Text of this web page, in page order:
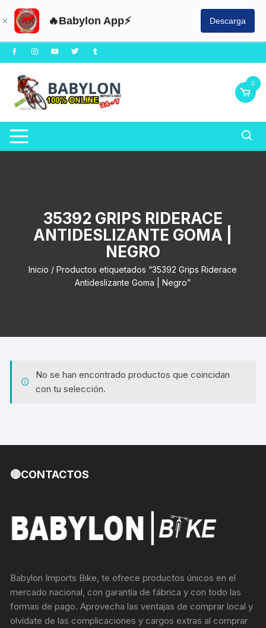
🔥Babylon App⚡ Descarga
Saltar
al
contenido
0
35392 GRIPS RIDERACE
ANTIDESLIZANTE GOMA |
NEGRO
Inicio / Productos etiquetados “35392 Grips Riderace
Antideslizante Goma | Negro”
No se han encontrado productos que coincidan
con tu selección.
🔴CONTACTOS
Babylon Imports Bike, te ofrece productos únicos en el
mercado nacional, con garantía de fábrica y con todo las
formas de pago. Aprovecha las ventajas de comprar local y
olvídate de las complicaciones y cargos extras al comprar